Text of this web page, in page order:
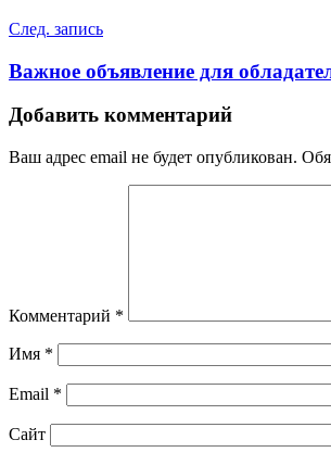
След. запись
Важное объявление для
Добавить комментарий
Ваш адрес email не будет опубликован.
Комментарий *
Имя *
Email *
Сайт